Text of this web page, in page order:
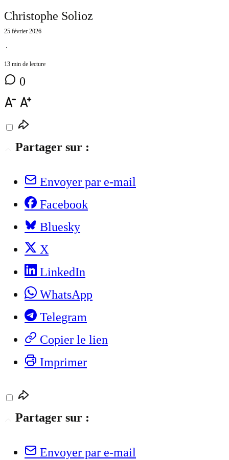
Christophe Solioz
25 février 2026
⋅
13 min de lecture
0
Partager sur :
Envoyer par e-mail
Facebook
Bluesky
X
LinkedIn
WhatsApp
Telegram
Copier le lien
Imprimer
Partager sur :
Envoyer par e-mail